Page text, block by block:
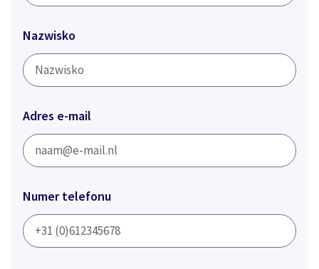
Nazwisko
Adres e-mail
Numer telefonu